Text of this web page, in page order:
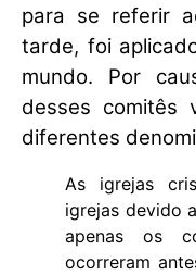
para se referir
tarde, foi
mundo. Por
desses comitês
diferentes
As igrejas
igrejas devido
apenas os
ocorreram